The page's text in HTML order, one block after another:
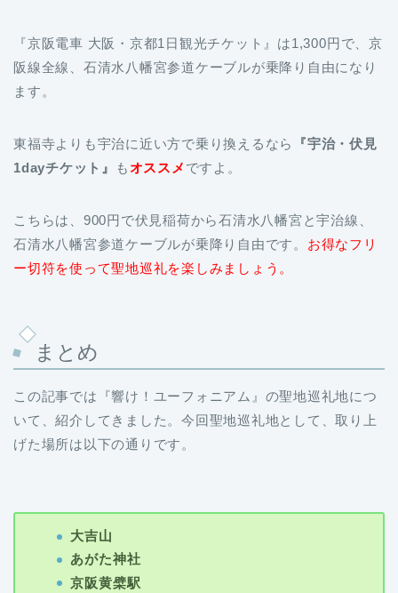
『京阪電車 大阪・京都1日観光チケット』は1,300円で、京
阪線全線、石清水八幡宮参道ケーブルが乗降り自由になり
ます。
東福寺よりも宇治に近い方で乗り換えるなら
『宇治・伏見
1dayチケット』
もオススメ ですよ。
こちらは、900円で伏見稲荷から石清水八幡宮と宇治線、
石清水八幡宮参道ケーブルが乗降り自由です。 お得なフリ
ー切符を使って聖地巡礼を楽しみましょう。
まとめ
この記事では『響け！ユーフォニアム』の聖地巡礼地につ
いて、紹介してきました。今回聖地巡礼地として、取り上
げた場所は以下の通り です。
大吉山
あがた神社
京阪黄檗駅